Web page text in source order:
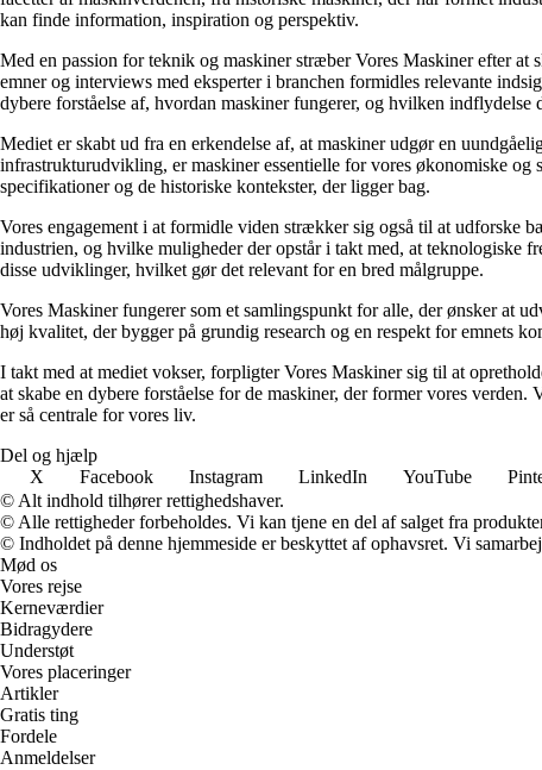
kan finde information, inspiration og perspektiv.
Med en passion for teknik og maskiner stræber Vores Maskiner efter at
emner og interviews med eksperter i branchen formidles relevante
dybere forståelse af, hvordan maskiner fungerer, og hvilken indflydelse
Mediet er skabt ud fra en erkendelse af, at maskiner udgør en
infrastrukturudvikling, er maskiner essentielle for vores økonomiske
specifikationer og de historiske kontekster, der ligger bag.
Vores engagement i at formidle viden strækker sig også til at udforske
industrien, og hvilke muligheder der opstår i takt med, at teknologiske
disse udviklinger, hvilket gør det relevant for en bred målgruppe.
Vores Maskiner fungerer som et samlingspunkt for alle, der ønsker at
høj kvalitet, der bygger på grundig research og en respekt for emnets
I takt med at mediet vokser, forpligter Vores Maskiner sig til at
at skabe en dybere forståelse for de maskiner, der former vores
er så centrale for vores liv.
Del og hjælp
X
Facebook Instagram LinkedIn YouTube
© Alt indhold tilhører rettighedshaver.
© Alle rettigheder forbeholdes. Vi kan tjene en del af salget fra
© Indholdet på denne hjemmeside er beskyttet af ophavsret. Vi
Mød os
Vores rejse
Kerneværdier
Bidragydere
Understøt
Vores placeringer
Artikler
Gratis ting
Fordele
Anmeldelser